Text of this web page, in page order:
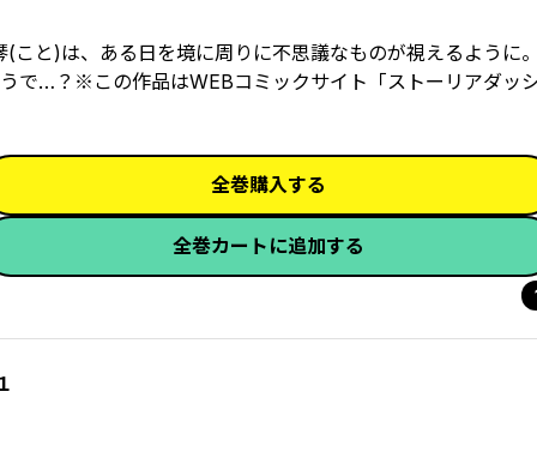
と)は、ある日を境に周りに不思議なものが視えるように
で…？※この作品はWEBコミックサイト「ストーリアダッ
全巻購入する
全巻カートに追加する